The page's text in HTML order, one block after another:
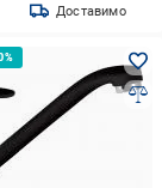
Доставимо